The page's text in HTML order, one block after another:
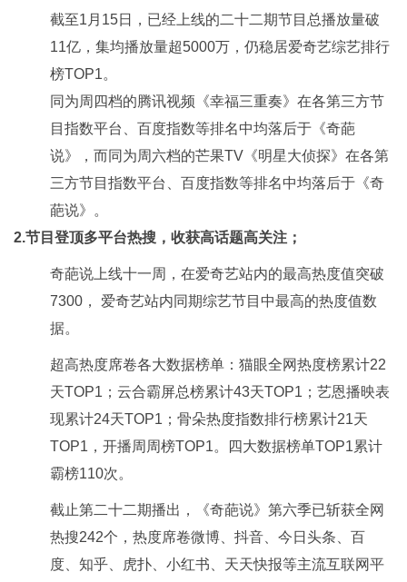
截至1月15日，已经上线的二十二期节目总播放量破
11亿，集均播放量超5000万，仍稳居爱奇艺综艺排行
榜TOP1。
同为周四档的腾讯视频《幸福三重奏》在各第三方节
目指数平台、百度指数等排名中均落后于《奇葩
说》，而同为周六档的芒果TV《明星大侦探》在各第
三方节目指数平台、百度指数等排名中均落后于《奇
葩说》。
2.节目登顶多平台热搜，收获高话题高关注；
奇葩说上线十一周，在爱奇艺站内的最高热度值突破
7300， 爱奇艺站内同期综艺节目中最高的热度值数
据。
超高热度席卷各大数据榜单：猫眼全网热度榜累计22
天TOP1；云合霸屏总榜累计43天TOP1；艺恩播映表
现累计24天TOP1；骨朵热度指数排行榜累计21天
TOP1，开播周周榜TOP1。四大数据榜单TOP1累计
霸榜110次。
截止第二十二期播出，《奇葩说》第六季已斩获全网
热搜242个，热度席卷微博、抖音、今日头条、百
度、知乎、虎扑、小红书、天天快报等主流互联网平